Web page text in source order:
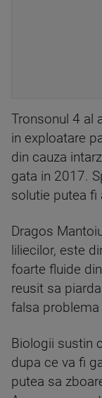
Tronsonul 4 al
in exploatare
din cauza
gata in 2017.
solutie putea fi
Dragos
liliecilor, este
foarte fluide
reusit sa
falsa problema
Biologii sustin
dupa ce va fi
putea sa